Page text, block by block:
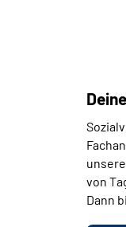
von
Dann